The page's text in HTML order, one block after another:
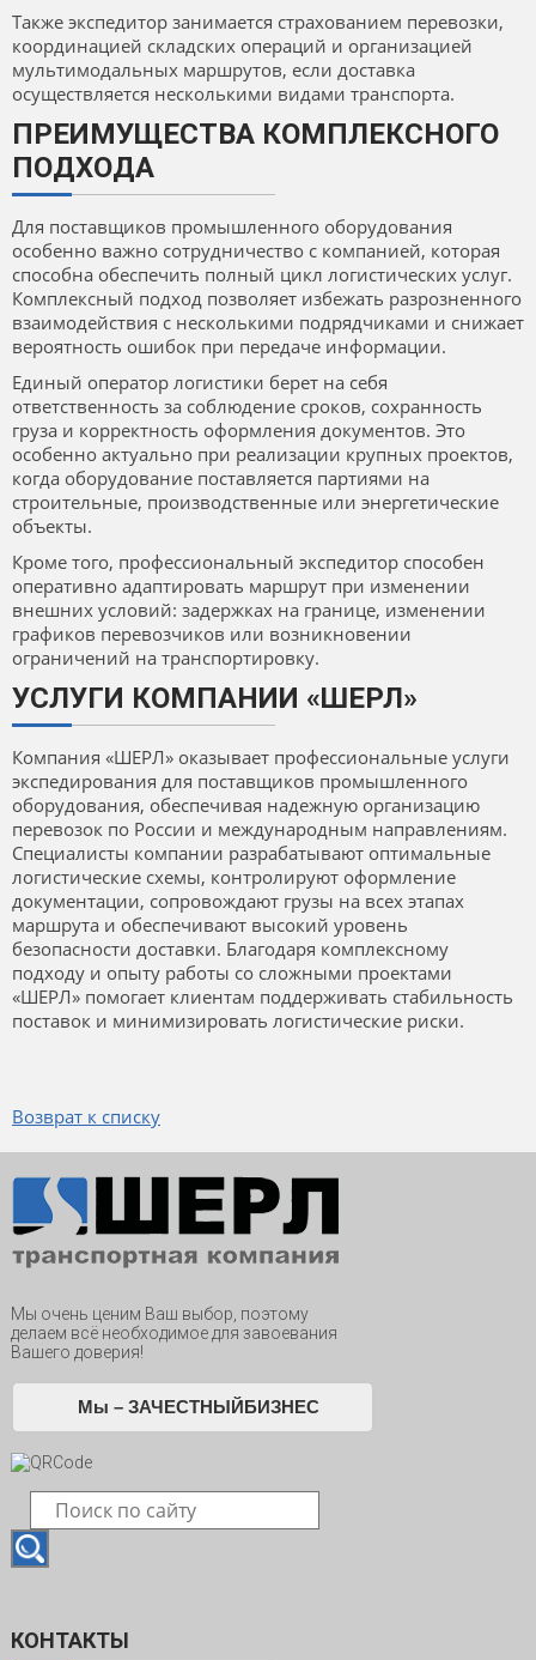
Также экспедитор занимается страхованием перевозки,
координацией складских операций и организацией
мультимодальных маршрутов, если доставка
осуществляется несколькими видами транспорта.
ПРЕИМУЩЕСТВА КОМПЛЕКСНОГО
ПОДХОДА
Для поставщиков промышленного оборудования
особенно важно сотрудничество с компанией, которая
способна обеспечить полный цикл логистических услуг.
Комплексный подход позволяет избежать разрозненного
взаимодействия с несколькими подрядчиками и снижает
вероятность ошибок при передаче информации.
Единый оператор логистики берет на себя
ответственность за соблюдение сроков, сохранность
груза и корректность оформления документов. Это
особенно актуально при реализации крупных проектов,
когда оборудование поставляется партиями на
строительные, производственные или энергетические
объекты.
Кроме того, профессиональный экспедитор способен
оперативно адаптировать маршрут при изменении
внешних условий: задержках на границе, изменении
графиков перевозчиков или возникновении
ограничений на транспортировку.
УСЛУГИ КОМПАНИИ «ШЕРЛ»
Компания «ШЕРЛ» оказывает профессиональные услуги
экспедирования для поставщиков промышленного
оборудования, обеспечивая надежную организацию
перевозок по России и международным направлениям.
Специалисты компании разрабатывают оптимальные
логистические схемы, контролируют оформление
документации, сопровождают грузы на всех этапах
маршрута и обеспечивают высокий уровень
безопасности доставки. Благодаря комплексному
подходу и опыту работы со сложными проектами
«ШЕРЛ» помогает клиентам поддерживать стабильность
поставок и минимизировать логистические риски.
Возврат к списку
Мы очень ценим Ваш выбор, поэтому
делаем всё необходимое для завоевания
Вашего доверия!
Мы – ЗАЧЕСТНЫЙБИЗНЕС
КОНТАКТЫ